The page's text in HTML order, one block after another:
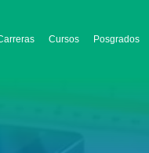
Cursos Posgrados